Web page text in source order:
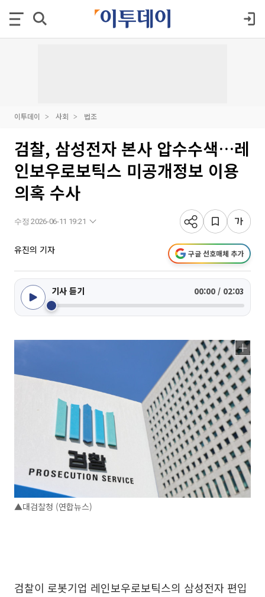
이투데이 사회 법조
검찰, 삼성전자 본사 압수수색…레
인보우로보틱스 미공개정보 이용
의혹 수사
수정 2026-06-11 19:21
유진의 기자 구글 선호매체 추가
기사 듣기 00:00 / 02:03
▲대검찰청 (연합뉴스)
검찰이 로봇기업 레인보우로보틱스의 삼성전자 편입